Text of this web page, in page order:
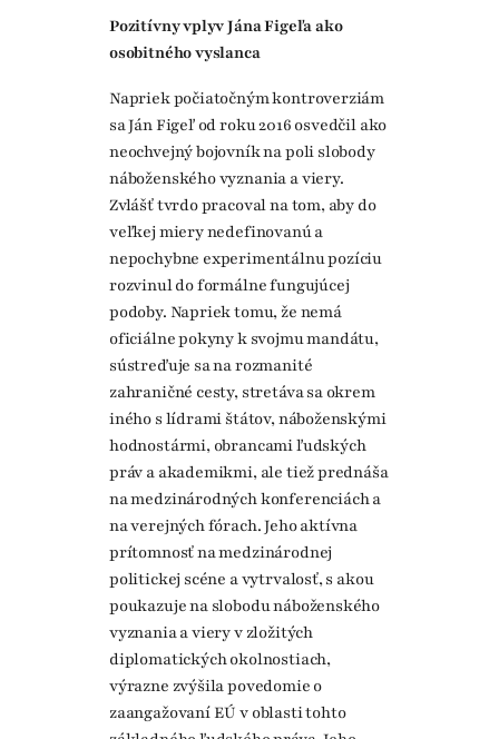
Pozitívny vplyv Jána Figeľa ako
osobitného vyslanca
Napriek počiatočným kontroverziám
sa Ján Figeľ od roku 2016 osvedčil ako
neochvejný bojovník na poli slobody
náboženského vyznania a viery.
Zvlášť tvrdo pracoval na tom, aby do
veľkej miery nedefinovanú a
nepochybne experimentálnu pozíciu
rozvinul do formálne fungujúcej
podoby. Napriek tomu, že nemá
oficiálne pokyny k svojmu mandátu,
sústreďuje sa na rozmanité
zahraničné cesty, stretáva sa okrem
iného s lídrami štátov, náboženskými
hodnostármi, obrancami ľudských
práv a akademikmi, ale tiež prednáša
na medzinárodných konferenciách a
na verejných fórach. Jeho aktívna
prítomnosť na medzinárodnej
politickej scéne a vytrvalosť, s akou
poukazuje na slobodu náboženského
vyznania a viery v zložitých
diplomatických okolnostiach,
výrazne zvýšila povedomie o
zaangažovaní EÚ v oblasti tohto